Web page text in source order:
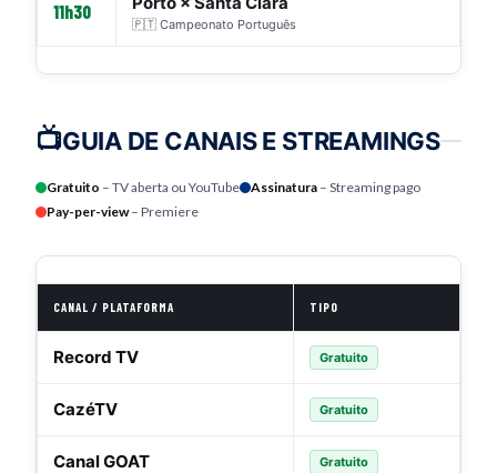
11h30
🇵🇹 Campeonato Português
📺GUIA DE CANAIS E STREAMINGS
Gratuito – TV aberta ou YouTube Assinatura – Streaming pago
Pay-per-view– Premiere
CANAL / PLATAFORMA TIPO
Record TV Gratuito
CazéTV Gratuito
Canal GOAT Gratuito